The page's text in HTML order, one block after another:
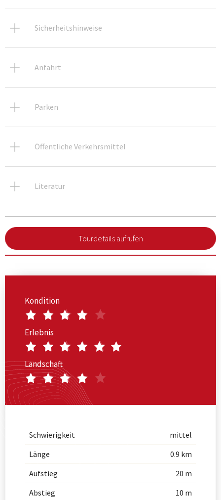
Sicherheitshinweise
Anfahrt
Parken
Öffentliche Verkehrsmittel
Literatur
Tourdetails aufrufen
Kondition
Erlebnis
Landschaft
Schwierigkeit
mittel
Länge
0.9 km
Aufstieg
20 m
Abstieg
10 m